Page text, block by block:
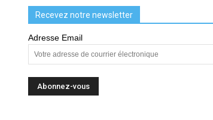
Recevez notre newsletter
Adresse Email